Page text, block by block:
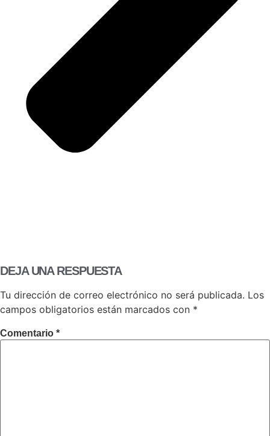
DEJA UNA RESPUESTA
Tu dirección de correo electrónico no será publicada. Los
campos obligatorios están marcados con *
Comentario *